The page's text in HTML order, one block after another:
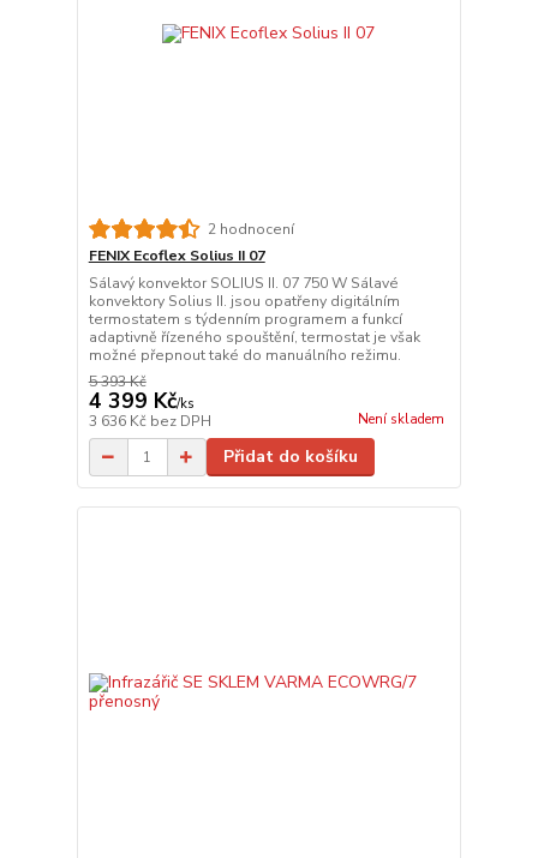
2 hodnocení
FENIX Ecoflex Solius II 07
Sálavý konvektor SOLIUS II. 07 750 W Sálavé
konvektory Solius II. jsou opatřeny digitálním
termostatem s týdenním programem a funkcí
adaptivně řízeného spouštění, termostat je však
možné přepnout také do manuálního režimu.
5 393 Kč
4 399 Kč/ks
3 636 Kč bez DPH Není skladem
Přidat do košíku